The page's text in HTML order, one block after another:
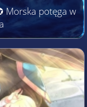
Morska potęga w